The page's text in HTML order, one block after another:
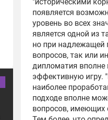
Оппозиция
митинг против
Как долго
продержится
России
16:49
Опрос: более
Молдавии против
появляется
уровень во всех
является одной из
но при надлежащей
вопросов, так или
дипломатия вполне
эффективную игру.
наиболее
подходе вполне
вопросов, имеющих